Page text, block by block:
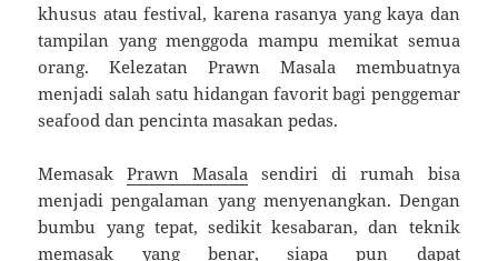
khusus atau festival, karena rasanya yang kaya dan
tampilan yang menggoda mampu memikat semua
orang. Kelezatan Prawn Masala membuatnya
menjadi salah satu hidangan favorit bagi penggemar
seafood dan pencinta masakan pedas.
MemasakPrawn Masala sendiri di rumah bisa
menjadi pengalaman yang menyenangkan. Dengan
bumbu yang tepat, sedikit kesabaran, dan teknik
memasak yang benar, siapa pun dapat